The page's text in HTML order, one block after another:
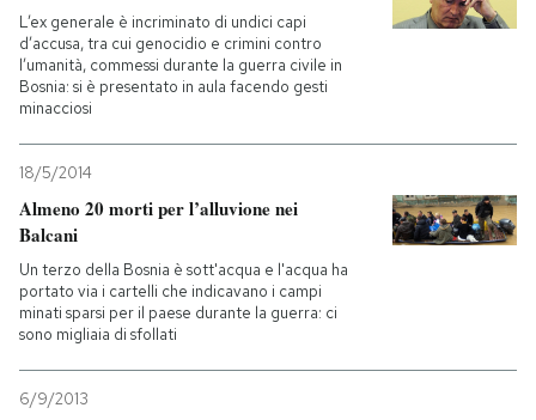
L’ex generale è incriminato di undici capi
d’accusa, tra cui genocidio e crimini contro
l’umanità, commessi durante la guerra civile in
Bosnia: si è presentato in aula facendo gesti
minacciosi
18/5/2014
Almeno 20 morti per l’alluvione nei
Balcani
Un terzo della Bosnia è sott'acqua e l'acqua ha
portato via i cartelli che indicavano i campi
minati sparsi per il paese durante la guerra: ci
sono migliaia di sfollati
6/9/2013